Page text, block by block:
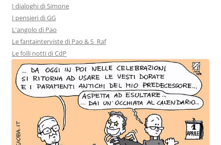
I dialoghi di Simone
I pensieri di GG
L'angolo di Pao
Le fantainterviste di Pao & S_Raf
Le folli notti di CdP